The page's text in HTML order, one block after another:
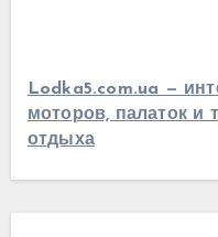
Lodka5.com.ua —
моторов, палаток и
отдыха